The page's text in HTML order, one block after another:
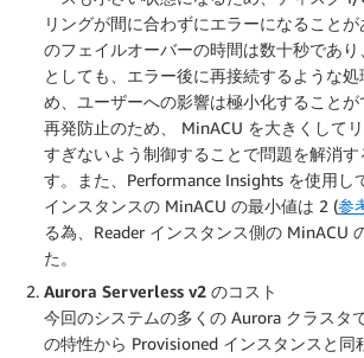
リングが間に合わずにエラーになること
のフェイルオーバーの時間は数十秒であ
としても、エラー後に再接続するような
め、ユーザーへの影響は極小化することが
再発防止のため、 MinACU を大きくして
すぎないよう制御することで問題を解消す
す。また、Performance Insights を使用し
インスタンスの MinACU の最小値は 2 (参
る為、Reader インスタンス側の MinACU
た。
Aurora Serverless v2 のコスト
今回のシステムの多くの Aurora クラスタ
の特性から Provisioned インスタンスと同